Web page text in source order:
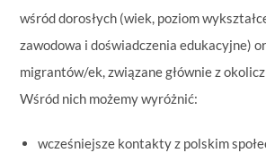
wśród dorosłych (wiek, poziom
zawodowa i doświadczenia edukacyjne)
migrantów/ek, związane głównie z
Wśród nich możemy wyróżnić:
wcześniejsze kontakty z polskim